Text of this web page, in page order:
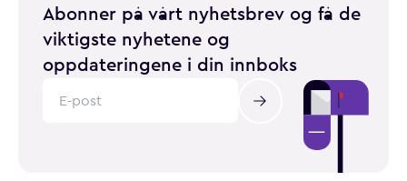
Abonner på vårt nyhetsbrev og få de
viktigste nyhetene og
oppdateringene i din innboks